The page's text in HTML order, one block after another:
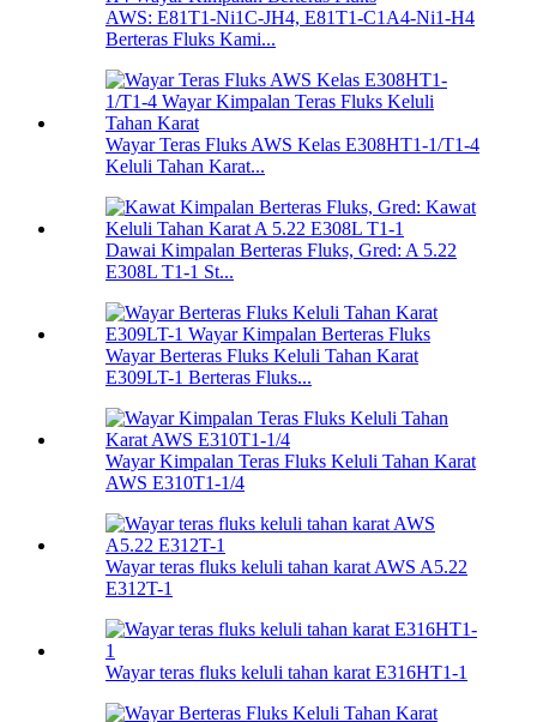
AWS: E81T1-Ni1C-JH4, E81T1-C1A4-Ni1-H4
Berteras Fluks Kami...
Wayar Teras Fluks AWS Kelas E308HT1-1/T1-4
Keluli Tahan Karat...
Dawai Kimpalan Berteras Fluks, Gred: A 5.22
E308L T1-1 St...
Wayar Berteras Fluks Keluli Tahan Karat
E309LT-1 Berteras Fluks...
Wayar Kimpalan Teras Fluks Keluli Tahan Karat
AWS E310T1-1/4
Wayar teras fluks keluli tahan karat AWS A5.22
E312T-1
Wayar teras fluks keluli tahan karat E316HT1-1